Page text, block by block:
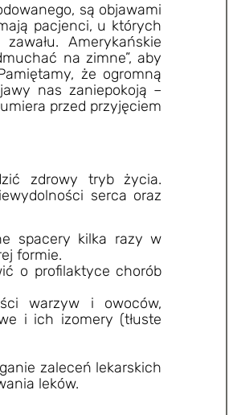
są objawami
pacjenci, u których
Amerykańskie
na zimne”, aby
że ogromną
nas zaniepokoją –
przed przyjęciem
zdrowy tryb życia.
serca oraz
spacery kilka razy w
formie.
o profilaktyce chorób
warzyw i owoców,
i ich izomery (tłuste
zaleceń lekarskich
leków.